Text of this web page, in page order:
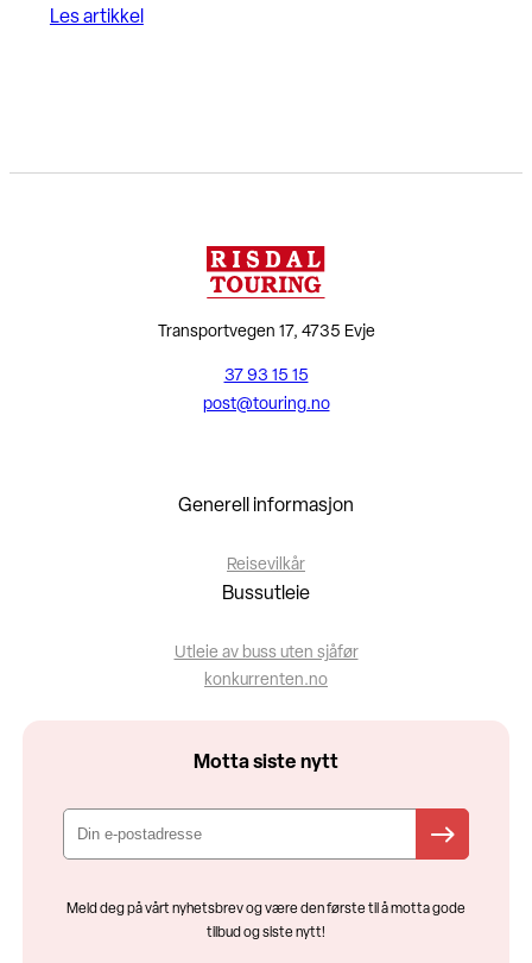
Les artikkel
Transportvegen 17, 4735 Evje
37 93 15 15
post@touring.no
Generell informasjon
Reisevilkår
Bussutleie
Utleie av buss uten sjåfør
konkurrenten.no
Motta siste nytt
Meld deg på vårt nyhetsbrev og være den første til å motta gode
tilbud og siste nytt!